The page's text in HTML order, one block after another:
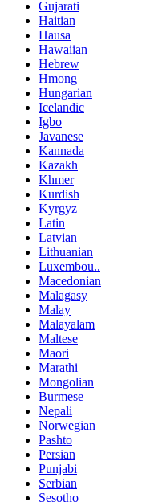
Gujarati
Haitian
Hausa
Hawaiian
Hebrew
Hmong
Hungarian
Icelandic
Igbo
Javanese
Kannada
Kazakh
Khmer
Kurdish
Kyrgyz
Latin
Latvian
Lithuanian
Luxembou..
Macedonian
Malagasy
Malay
Malayalam
Maltese
Maori
Marathi
Mongolian
Burmese
Nepali
Norwegian
Pashto
Persian
Punjabi
Serbian
Sesotho